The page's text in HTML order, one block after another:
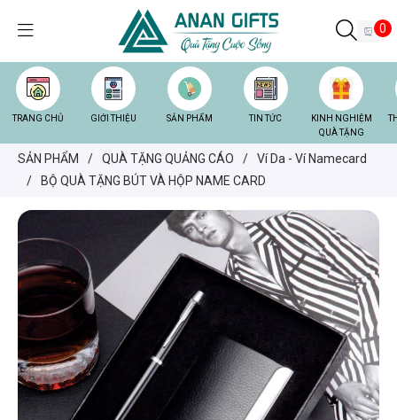
0
TRANG CHỦ GIỚI THIỆU SẢN PHẨM TIN TỨC
KINH NGHIỆM
QUÀ TẶNG
SẢN PHẨM / QUÀ TẶNG QUẢNG CÁO /
Ví Da - Ví Namecard
/
BỘ QUÀ TẶNG BÚT VÀ HỘP NAME CARD